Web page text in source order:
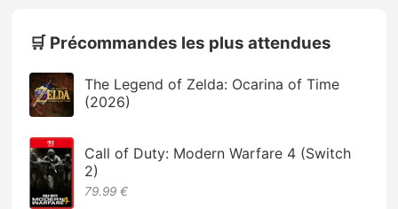
🛒 Précommandes les plus attendues
The Legend of Zelda: Ocarina of Time
(2026)
Call of Duty: Modern Warfare 4 (Switch
2)
79.99 €